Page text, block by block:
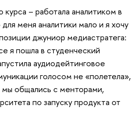
– работала аналитиком в
меня аналитики мало и я хочу
джуниор медиастратега:
я пошла в студенческий
аудиодейтинговое
голосом не «полетела»,
мы общались с менторами,
по запуску продукта от